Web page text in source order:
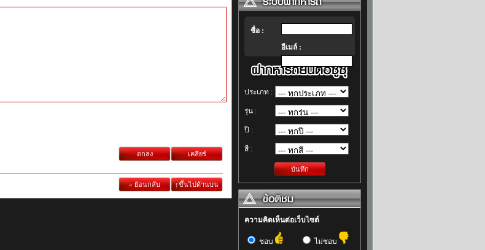
เคลียร์
ตกลง
↑ขึ้นไปด้านบน
« ย้อนกลับ
ชื่อ :
อีเมล์ :
ประเภท :
รุ่น :
ปี :
สี :
บันทึก
ความคิดเห็นต่อเว็บไซต์
ชอบ ไม่ชอบ